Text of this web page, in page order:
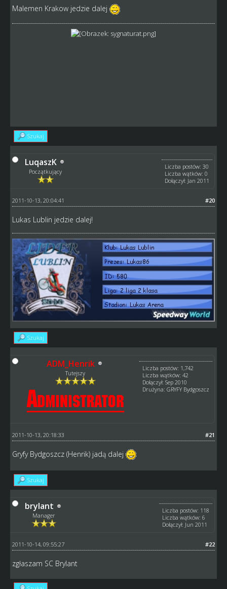
Malemen Krakow jedzie dalej
Szukaj
LuqaszK
Początkujący
Liczba postów: 30
Liczba wątków: 0
Dołączył: Jan 2011
#20
2011-10-13, 20:04:41
Lukas Lublin jedzie dalej!
Szukaj
ADM_Henrik
Tutejszy
Liczba postów: 1,742
Liczba wątków: 42
Dołączył: Sep 2010
Drużyna: GRYFY Bydgoszcz
#21
2011-10-13, 20:18:33
Gryfy Bydgoszcz (Henrik) jadą dalej
Szukaj
brylant
Manager
Liczba postów: 118
Liczba wątków: 6
Dołączył: Jun 2011
#22
2011-10-14, 09:55:27
zgłaszam SC Brylant